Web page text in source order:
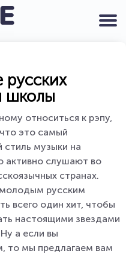
русских
школы
относиться к рэпу,
это самый
стиль музыки на
активно слушают во
странах.
русским
всего один хит, чтобы
настоящими звездами
а если вы
то мы предлагаем вам